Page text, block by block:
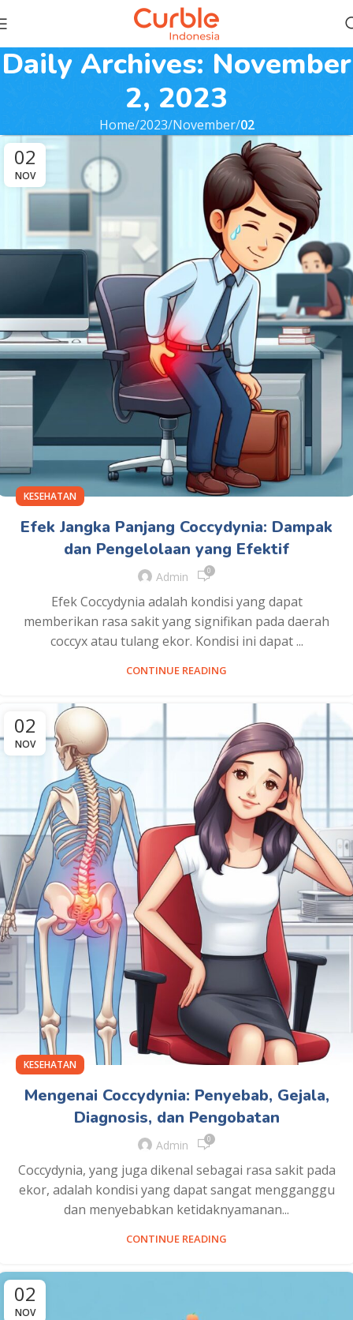
Daily Archives: November
2, 2023
Home 2023 November 02
02
NOV
KESEHATAN
Efek Jangka Panjang Coccydynia: Dampak
dan Pengelolaan yang Efektif
Admin 0
Efek Coccydynia adalah kondisi yang dapat
memberikan rasa sakit yang signifikan pada daerah
coccyx atau tulang ekor. Kondisi ini dapat ...
CONTINUE READING
02
NOV
KESEHATAN
Mengenai Coccydynia: Penyebab, Gejala,
Diagnosis, dan Pengobatan
Admin 0
Coccydynia, yang juga dikenal sebagai rasa sakit pada
ekor, adalah kondisi yang dapat sangat mengganggu
dan menyebabkan ketidaknyamanan...
CONTINUE READING
02
NOV